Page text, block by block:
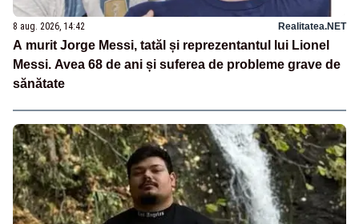
8 aug. 2026, 14:42 Realitatea.NET
A murit Jorge Messi, tatăl și reprezentantul lui Lionel
Messi. Avea 68 de ani și suferea de probleme grave de
sănătate